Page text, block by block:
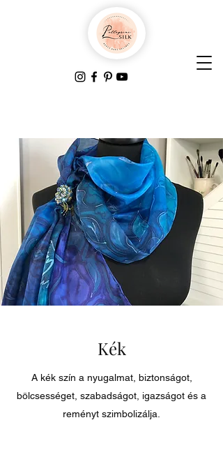
Kék
A kék szín a nyugalmat, biztonságot,
bölcsességet, szabadságot, igazságot és a
reményt szimbolizálja.